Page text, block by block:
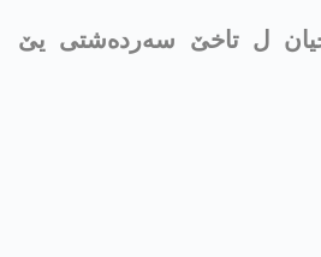
ل تاخێ سەردەشتی یێ